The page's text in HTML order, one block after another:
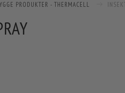
PRODUKTER - THERMACELL